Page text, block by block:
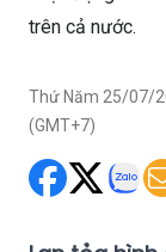
Thứ Năm 25/07/
Lan tỏa